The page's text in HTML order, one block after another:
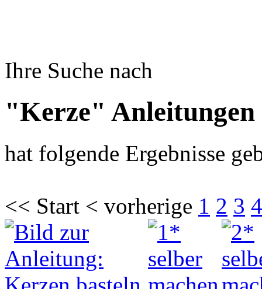
Ihre Suche nach
"Kerze" Anleitungen
hat folgende Ergebnisse
<< Start < vorherige 1 2 3 4